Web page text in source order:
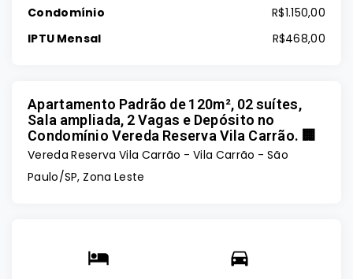
Condomínio
R$1.150,00
IPTU Mensal
R$468,00
Apartamento Padrão de 120m², 02 suítes,
Sala ampliada, 2 Vagas e Depósito no
Condomínio Vereda Reserva Vila Carrão. 🏢
Vereda Reserva Vila Carrão - Vila Carrão - São
Paulo/SP, Zona Leste